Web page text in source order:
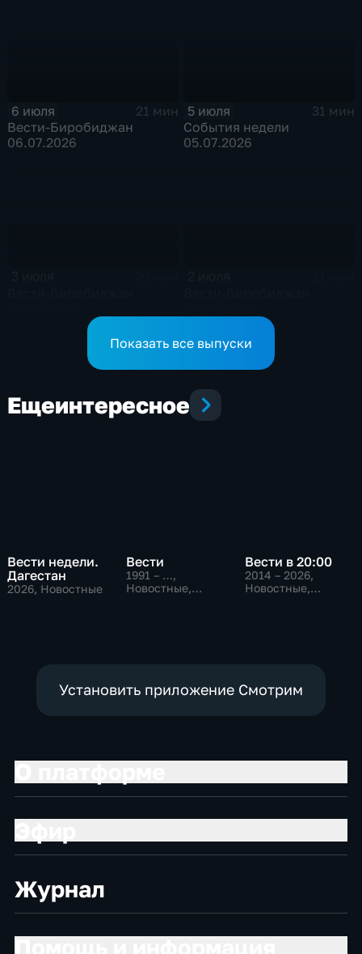
6 июля
21 мин
Вести-Биробиджан
06.07.2026
5 июля
31 мин
События недели
05.07.2026
Показать все выпуски
Ещеинтересное
Вести недели.
Дагестан
2026, Новостные
Вести
1991 – …,
Новостные,
Вести в 20:00
2014 – 2026,
Новостные,
Установить приложение Смотрим
Журнал